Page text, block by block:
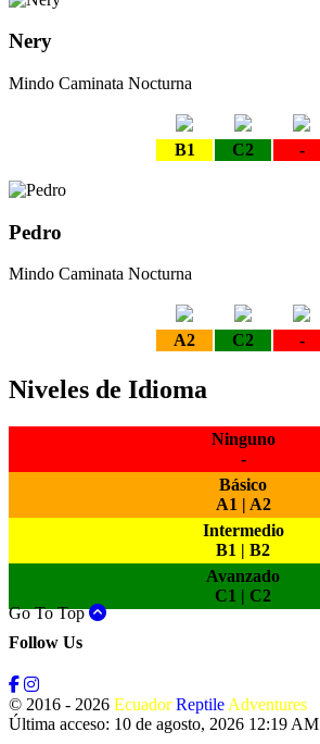
Nery
Mindo Caminata Nocturna
B1 C2 -
Pedro
Mindo Caminata Nocturna
A2 C2 -
Niveles de Idioma
Ninguno
-
Básico
A1 | A2
Intermedio
B1 | B2
Avanzado
C1 | C2
Follow Us
© 2016 - 2026 EcuadorReptile Adventures
Última acceso: 10 de agosto, 2026 12:19 AM
Go To Top